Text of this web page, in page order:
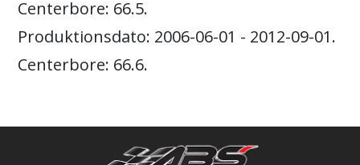
Centerbore: 66.5.
Produktionsdato: 2006-06-01 - 2012-09-01.
Centerbore: 66.6.